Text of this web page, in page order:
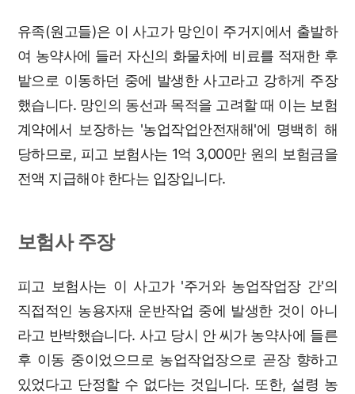
유족(원고들)은 이 사고가 망인이 주거지에서 출발하
여 농약사에 들러 자신의 화물차에 비료를 적재한 후
밭으로 이동하던 중에 발생한 사고라고 강하게 주장
했습니다. 망인의 동선과 목적을 고려할 때 이는 보험
계약에서 보장하는 '농업작업안전재해'에 명백히 해
당하므로, 피고 보험사는 1억 3,000만 원의 보험금을
전액 지급해야 한다는 입장입니다.
보험사 주장
피고 보험사는 이 사고가 '주거와 농업작업장 간'의
직접적인 농용자재 운반작업 중에 발생한 것이 아니
라고 반박했습니다. 사고 당시 안 씨가 농약사에 들른
후 이동 중이었으므로 농업작업장으로 곧장 향하고
있었다고 단정할 수 없다는 것입니다. 또한, 설령 농